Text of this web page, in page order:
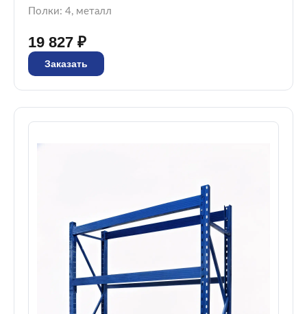
Полки: 4, металл
19 827 ₽
Заказать